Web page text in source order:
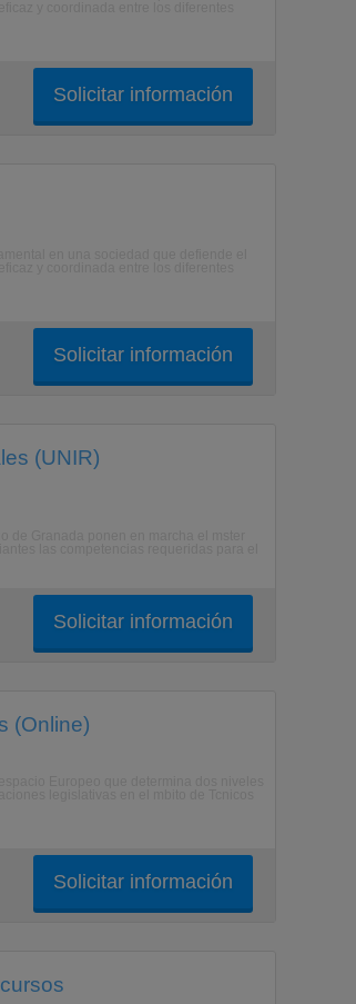
Solicitar información
Solicitar información
(UNIR)
Solicitar información
(Online)
Solicitar información